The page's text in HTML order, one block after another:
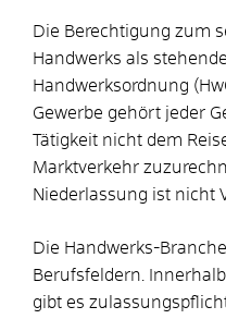
Die Berechtigung zum
Handwerks als
Handwerksordnung
Gewerbe gehört jeder
Tätigkeit nicht dem
Marktverkehr
Niederlassung ist nicht
Die Handwerks-
Berufsfeldern.
gibt es